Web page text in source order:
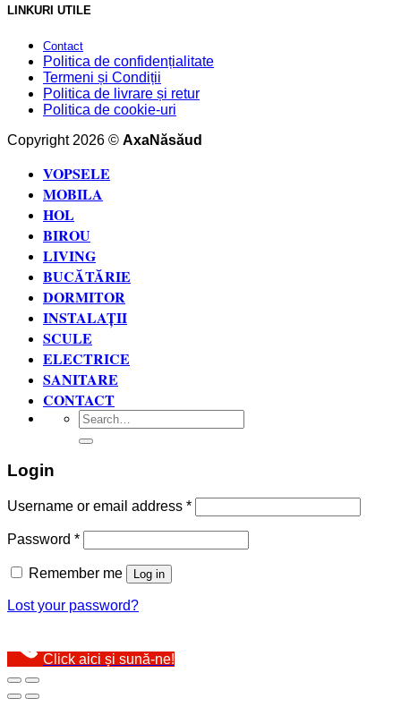
LINKURI UTILE
Contact
Politica de confidențialitate
Termeni și Condiții
Politica de livrare și retur
Politica de cookie-uri
Copyright 2026 © AxaNăsăud
VOPSELE
MOBILA
HOL
BIROU
LIVING
BUCĂTĂRIE
DORMITOR
INSTALAȚII
SCULE
ELECTRICE
SANITARE
CONTACT
Search
for:
Login
Username or email address *
Password *
Remember me Log in
Lost your password?
Click aici și sună-ne!